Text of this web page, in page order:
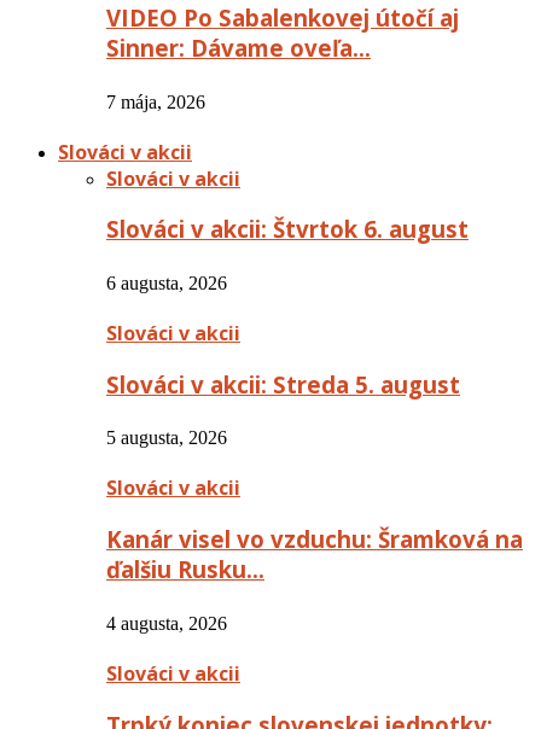
VIDEO Po Sabalenkovej útočí aj
Sinner: Dávame oveľa…
7 mája, 2026
Slováci v akcii
Slováci v akcii
Slováci v akcii: Štvrtok 6. august
6 augusta, 2026
Slováci v akcii
Slováci v akcii: Streda 5. august
5 augusta, 2026
Slováci v akcii
Kanár visel vo vzduchu: Šramková na
ďalšiu Rusku…
4 augusta, 2026
Slováci v akcii